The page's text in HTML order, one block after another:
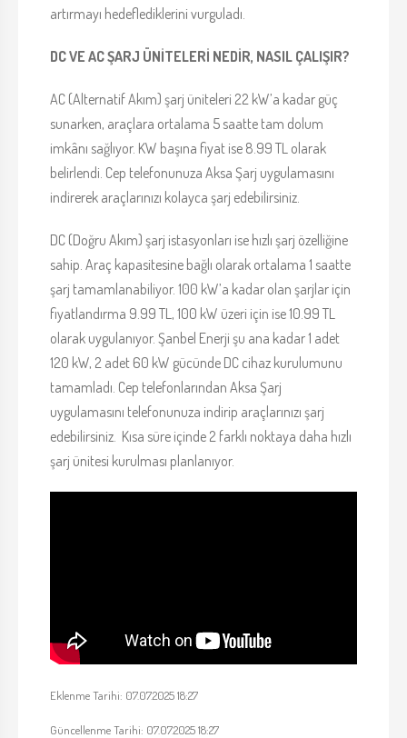
artırmayı hedeflediklerini vurguladı.
DC VE AC ŞARJ ÜNİTELERİ NEDİR, NASIL ÇALIŞIR?
AC (Alternatif Akım) şarj üniteleri 22 kW’a kadar güç
sunarken, araçlara ortalama 5 saatte tam dolum
imkânı sağlıyor. KW başına fiyat ise 8.99 TL olarak
belirlendi. Cep telefonunuza Aksa Şarj uygulamasını
indirerek araçlarınızı kolayca şarj edebilirsiniz.
DC (Doğru Akım) şarj istasyonları ise hızlı şarj özelliğine
sahip. Araç kapasitesine bağlı olarak ortalama 1 saatte
şarj tamamlanabiliyor. 100 kW’a kadar olan şarjlar için
fiyatlandırma 9.99 TL, 100 kW üzeri için ise 10.99 TL
olarak uygulanıyor. Şanbel Enerji şu ana kadar 1 adet
120 kW, 2 adet 60 kW gücünde DC cihaz kurulumunu
tamamladı. Cep telefonlarından Aksa Şarj
uygulamasını telefonunuza indirip araçlarınızı şarj
edebilirsiniz. Kısa süre içinde 2 farklı noktaya daha hızlı
şarj ünitesi kurulması planlanıyor.
Eklenme Tarihi: 07.07.2025 18:27
Güncellenme Tarihi: 07.07.2025 18:27